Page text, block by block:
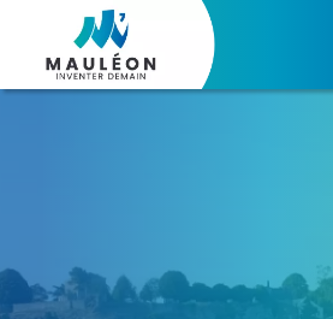
Panneau de gestion des cookies